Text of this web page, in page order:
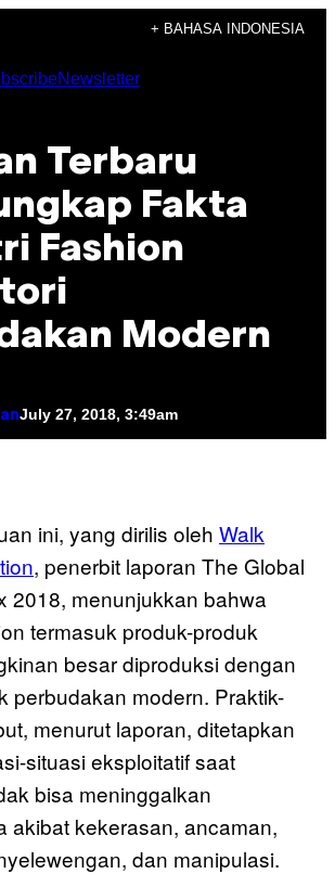
+ BAHASA INDONESIA
Newsletter
Terbaru
Fakta
Fashion
Modern
July 27, 2018, 3:49am
ini, yang dirilis oleh Walk
, penerbit laporan The Global
2018, menunjukkan bahwa
termasuk produk-produk
besar diproduksi dengan
perbudakan modern. Praktik-
menurut laporan, ditetapkan
situasi eksploitatif saat
bisa meninggalkan
akibat kekerasan, ancaman,
dan manipulasi.